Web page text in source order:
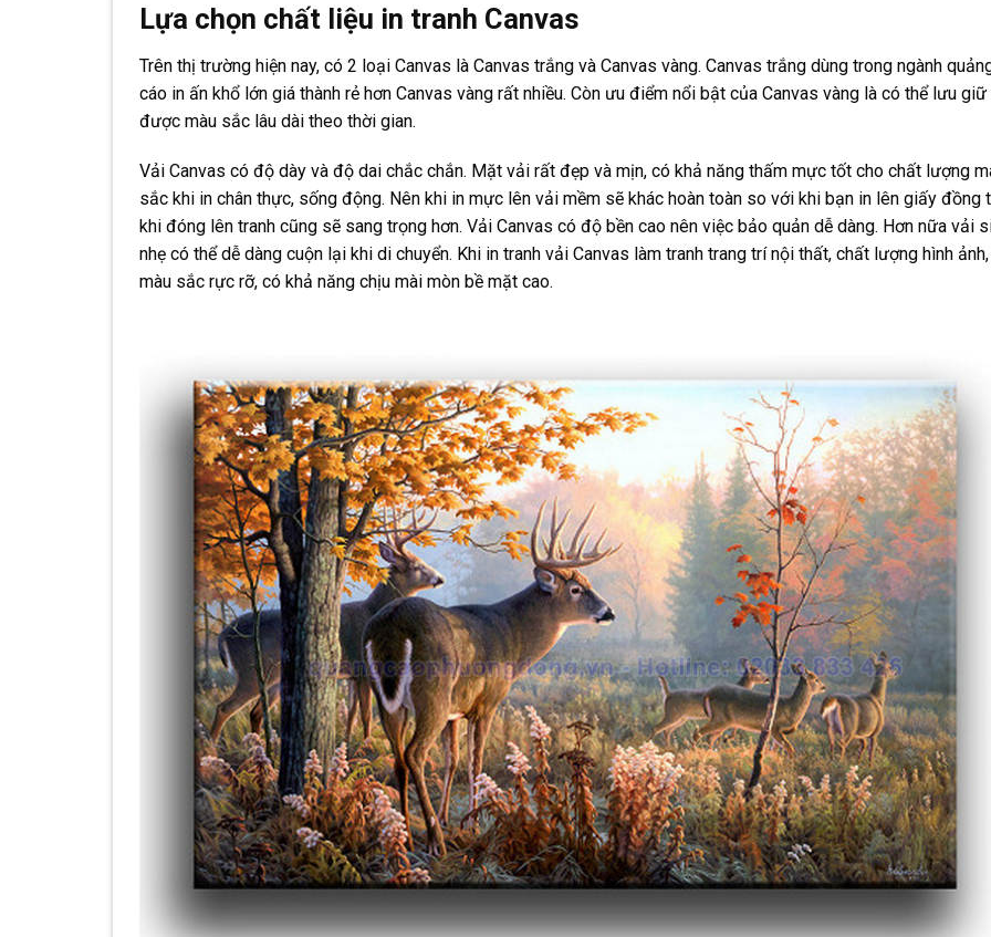
Lựa chọn chất liệu in tranh Canvas
Trên thị trường hiện nay, có 2 loại Canvas là Canvas trắng và Canvas vàng. Canvas trắng dùng trong ngành
cáo in ấn khổ lớn giá thành rẻ hơn Canvas vàng rất nhiều. Còn ưu điểm nổi bật của Canvas vàng là có thể lưu giữ
được màu sắc lâu dài theo thời gian.
Vải Canvas có độ dày và độ dai chắc chắn. Mặt vải rất đẹp và mịn, có khả năng thấm mực tốt cho chất lượng
sắc khi in chân thực, sống động. Nên khi in mực lên vải mềm sẽ khác hoàn toàn so với khi bạn in lên giấy đồng
khi đóng lên tranh cũng sẽ sang trọng hơn. Vải Canvas có độ bền cao nên việc bảo quản dễ dàng. Hơn nữa vải
nhẹ có thể dễ dàng cuộn lại khi di chuyển. Khi in tranh vải Canvas làm tranh trang trí nội thất, chất lượng hình ảnh,
màu sắc rực rỡ, có khả năng chịu mài mòn bề mặt cao.